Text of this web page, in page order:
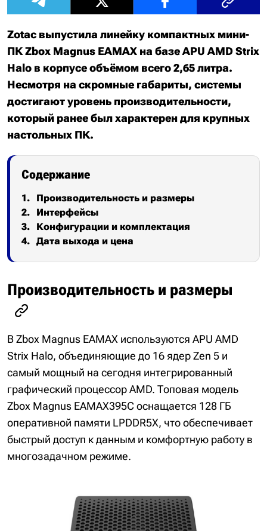
Zotac выпустила линейку компактных мини-
ПК Zbox Magnus EAMAX на базе APU AMD Strix
Halo в корпусе объёмом всего 2,65 литра.
Несмотря на скромные габариты, системы
достигают уровень производительности,
который ранее был характерен для крупных
настольных ПК.
Содержание
Производительность и размеры
Интерфейсы
Конфигурации и комплектация
Дата выхода и цена
Производительность и размеры
В Zbox Magnus EAMAX используются APU AMD
Strix Halo, объединяющие до 16 ядер Zen 5 и
самый мощный на сегодня интегрированный
графический процессор AMD. Топовая модель
Zbox Magnus EAMAX395C оснащается 128 ГБ
оперативной памяти LPDDR5X, что обеспечивает
быстрый доступ к данным и комфортную работу в
многозадачном режиме.